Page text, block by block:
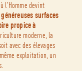
l'Homme devint
généreuses surfaces
propice à
moderne, la
avec des élevages
exploitation, un